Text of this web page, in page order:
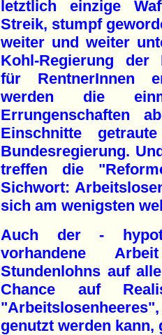
letztlich einzige
Streik, stumpf
weiter und weiter
Kohl-Regierung der
für RentnerInnen
werden die
Errungenschaften
Einschnitte
Bundesregierung.
treffen die
Sichwort:
sich am wenigsten
Auch der -
vorhandene
Stundenlohns auf
Chance auf
genutzt werden kann,